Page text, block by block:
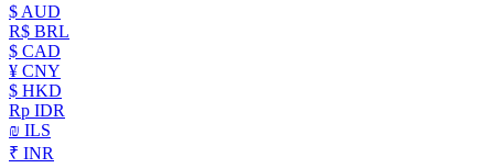
$ AUD
R$ BRL
$ CAD
¥ CNY
$ HKD
Rp IDR
₪ ILS
₹ INR